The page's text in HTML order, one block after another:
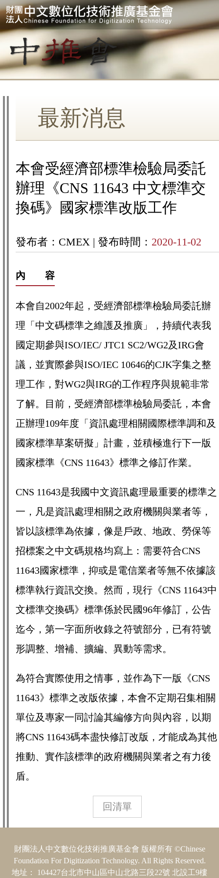
最新消息
本會受經濟部標準檢驗局委託
辦理《CNS 11643 中文標準交
換碼》國家標準改版工作
發布者：CMEX | 發布時間： 2020-11-02
內 容
本會自2002年起，受經濟部標準檢驗局委託辦
理「中文碼標準之維護及推廣」，持續代表我
國定期參與ISO/IEC/ JTC1 SC2/WG2及IRG會
議，並實際參與ISO/IEC 10646的CJK字集之整
理工作，對WG2與IRG的工作程序與規範非常
了解。目前，受經濟部標準檢驗局委託，本會
正辦理109年度「資訊處理相關國際標準調和及
國家標準草案研擬」計畫，並積極進行下一版
國家標準《CNS 11643》標準之修訂作業。
CNS 11643是我國中文資訊處理最重要的標準之
一，凡是資訊處理相關之政府機關與業者等，
皆以該標準為依據，像是戶政、地政、勞保等
招標案之中文碼規格均寫上：需要符合CNS
11643國家標準，抑或是電信業者等無不依據該
標準執行資訊交換。然而，現行《CNS 11643中
文標準交換碼》標準係於民國96年修訂，公告
迄今，第一字面所收錄之符號部分，已有符號
形調整、增補、擴編、異動等需求。
為符合實際使用之情事，並作為下一版《CNS
11643》標準之改版依據，本會不定期召集相關
單位及專家一同討論其編修方向與內容，以期
將CNS 11643碼本盡快修訂改版，才能成為其他
推動、實作該標準的政府機關與業者之有力後
盾。
回清單
財團法人中文數位化技術推廣基金會 版權所有 ©Chinese
Foundation For Digitization Technology. All Rights Reserved.
地址： 104427台北市中山區中山北路三段22號 北設工9樓